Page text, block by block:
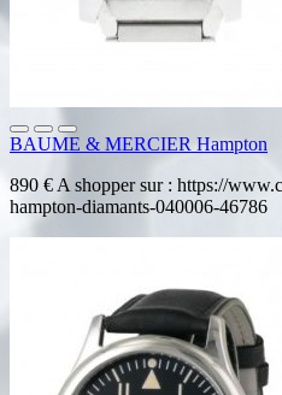
BAUME & MERCIER Hampton
890 € A shopper sur : https://
hampton-diamants-040006-46786